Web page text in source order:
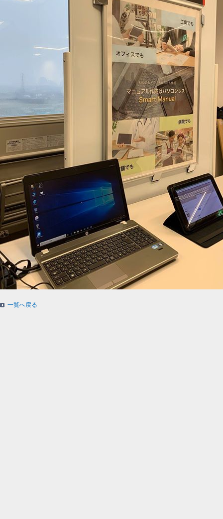
一覧へ戻る